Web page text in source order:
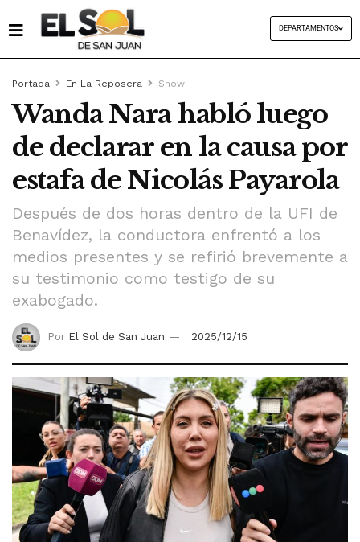
DEPARTAMENTOS
Portada En La Reposera Show
Wanda Nara habló luego
de declarar en la causa por
estafa de Nicolás Payarola
Después de dos horas dentro de la UFI de
Benavídez, la conductora enfrentó a los
medios presentes y se refirió brevemente a
su testimonio como testigo de su
exabogado.
Por El Sol de San Juan 2025/12/15